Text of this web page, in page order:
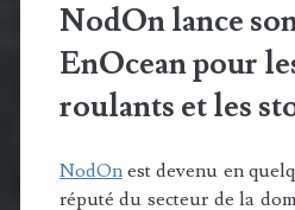
NodOn lance
EnOcean pour
roulants et les
NodOnest devenu en
réputé du secteur de la